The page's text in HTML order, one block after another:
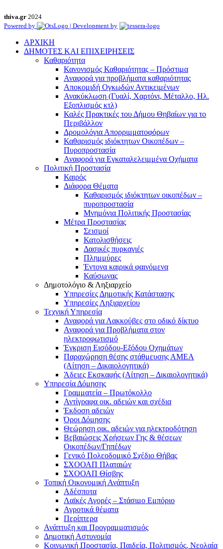
thiva.gr 2024
Powered by
| Development by
ΑΡΧΙΚΗ
ΔΗΜΟΤΕΣ ΚΑΙ ΕΠΙΧΕΙΡΗΣΕΙΣ
Καθαριότητα
Κανονισμός Καθαριότητας – Πρόστιμα
Αναφορά για προβλήματα καθαριότητας
Αποκομιδή Ογκωδών Αντικειμένων
Ανακύκλωση (Γυαλί, Χαρτόνι, Μέταλλο, Ηλ.
Εξοπλισμός κτλ)
Καλές Πρακτικές του Δήμου Θηβαίων για το
Περιβάλλον
Δρομολόγια Απορριμματοφόρων
Καθαρισμός ιδιόκτητων Οικοπέδων –
Πυροπροστασία
Αναφορά για Εγκαταλελειμμένα Οχήματα
Πολιτική Προστασία
Καιρός
Διάφορα Θέματα
Καθαρισμός ιδιόκτητων οικοπέδων –
πυροπροστασία
Μνημόνια Πολιτικής Προστασίας
Μέτρα Προστασίας
Σεισμοί
Κατολισθήσεις
Δασικές πυρκαγιές
Πλημμύρες
Έντονα καιρικά φαινόμενα
Καύσωνας
Δημοτολόγιο & Ληξιαρχείο
Υπηρεσίες Δημοτικής Κατάστασης
Υπηρεσίες Ληξιαρχείου
Τεχνική Υπηρεσία
Αναφορά για Λακκούβες στο οδικό δίκτυο
Αναφορά για Προβλήματα στον
ηλεκτροφωτισμό
Έγκριση Εισόδου-Εξόδου Οχημάτων
Παραχώρηση θέσης στάθμευσης ΑΜΕΑ
(Αίτηση – Δικαιολογητικά)
Άδειες Εκσκαφής (Αίτηση – Δικαιολογητικά)
Υπηρεσία Δόμησης
Γραμματεία – Πρωτόκολλο
Αντίγραφα οικ. αδειών και σχέδια
Έκδοση αδειών
Όροι Δόμησης
Θεώρηση οικ. αδειών για ηλεκτροδότηση
Βεβαιώσεις Χρήσεων Γης & θέσεων
Οικοπέδων/Γηπέδων
Γενικό Πολεοδομικό Σχέδιο Θήβας
ΣΧΟΟΑΠ Πλαταιών
ΣΧΟΟΑΠ Θίσβης
Τοπική Οικονομική Ανάπτυξη
Αδέσποτα
Λαϊκές Αγορές – Στάσιμο Εμπόριο
Αγροτικά θέματα
Περίπτερα
Ανάπτυξη και Προγραμματισμός
Δημοτική Αστυνομία
Κοινωνική Προστασία, Παιδεία, Πολιτισμός, Νεολαία